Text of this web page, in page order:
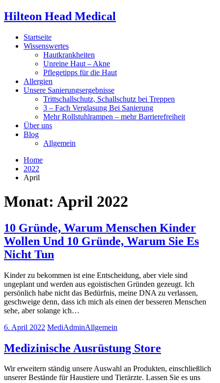
Hilteon Head Medical
Startseite
Wissenswertes
Hautkrankheiten
Unreine Haut – Akne
Pflegetipps für die Haut
Allergien
Unsere Sanierungsergebnisse
Trittschallschutz, Schallschutz bei Treppen
3 – Fach Verglasung Bei Sanierung
Mehr Rollstuhlrampen – mehr Barrierefreiheit
Über uns
Blog
Allgemein
Home
2022
April
Monat: April 2022
10 Gründe, Warum Menschen Kinder
Wollen Und 10 Gründe, Warum Sie Es
Nicht Tun
Kinder zu bekommen ist eine Entscheidung, aber viele sind
ungeplant und werden aus egoistischen Gründen gezeugt. Ich
persönlich habe nicht das Bedürfnis, meine DNA zu verlassen,
geschweige denn, dass ich mich als einen der besseren Menschen
sehe, aber solange ich…
6. April 2022 MediAdminAllgemein
Medizinische Ausrüstung Store
Wir erweitern ständig unsere Auswahl an Produkten, einschließlich
unserer Bestände für Haustiere und Tierärzte. Lassen Sie es uns